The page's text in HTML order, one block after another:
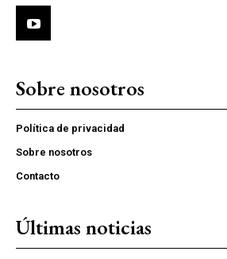
Sobre nosotros
Política de privacidad
Sobre nosotros
Contacto
Últimas noticias